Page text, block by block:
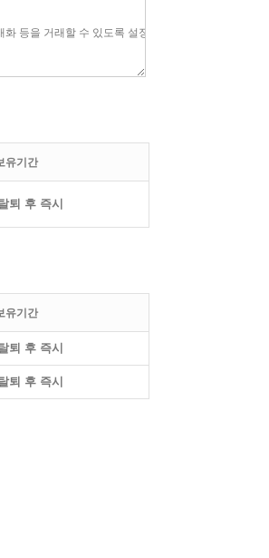
유기간
퇴 후 즉시
유기간
퇴 후 즉시
퇴 후 즉시